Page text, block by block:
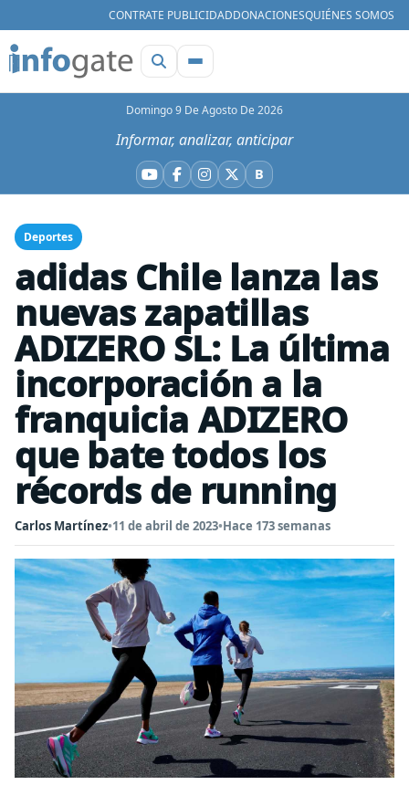
CONTRATE PUBLICIDADDONACIONESQUIÉNES SOMOS
Domingo 9 De Agosto De 2026
Informar, analizar, anticipar
YouTube
Facebook
Instagram
X BBluesky
Deportes
adidas Chile lanza las
nuevas zapatillas
ADIZERO SL: La última
incorporación a la
franquicia ADIZERO
que bate todos los
récords de running
Carlos Martínez•11 de abril de 2023•Hace 173 semanas